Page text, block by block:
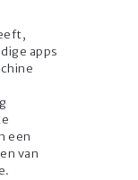
apps
een
van